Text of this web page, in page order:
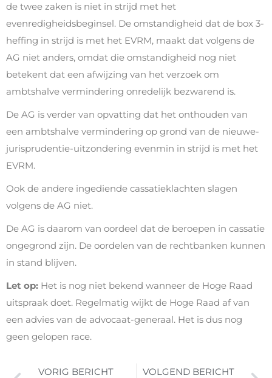
de twee zaken is niet in strijd met het
evenredigheidsbeginsel. De omstandigheid dat de box 3-
heffing in strijd is met het EVRM, maakt dat volgens de
AG niet anders, omdat die omstandigheid nog niet
betekent dat een afwijzing van het verzoek om
ambtshalve vermindering onredelijk bezwarend is.
De AG is verder van opvatting dat het onthouden van
een ambtshalve vermindering op grond van de nieuwe-
jurisprudentie-uitzondering evenmin in strijd is met het
EVRM.
Ook de andere ingediende cassatieklachten slagen
volgens de AG niet.
De AG is daarom van oordeel dat de beroepen in cassatie
ongegrond zijn. De oordelen van de rechtbanken kunnen
in stand blijven.
Let op: Het is nog niet bekend wanneer de Hoge Raad
uitspraak doet. Regelmatig wijkt de Hoge Raad af van
een advies van de advocaat-generaal. Het is dus nog
geen gelopen race.
VORIG BERICHT VOLGEND BERICHT